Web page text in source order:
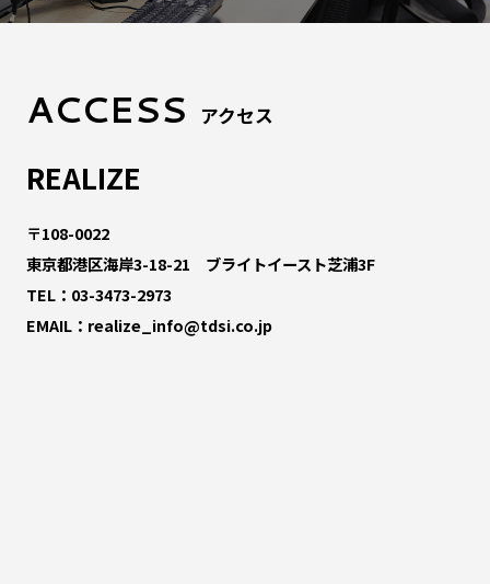
ACCESS アクセス
REALIZE
〒108-0022
東京都港区海岸3-18-21 ブライトイースト芝浦3F
TEL： 03-3473-2973
EMAIL： realize_info@tdsi.co.jp